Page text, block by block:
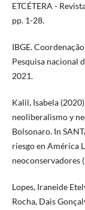
ETCÉTERA -
pp. 1-28.
IBGE.
Pesquisa nacional
2021.
Kalil, Isabela
neoliberalismo y
Bolsonaro. In
riesgo en América
neoconservadores
Lopes, Iraneide
Rocha, Dais